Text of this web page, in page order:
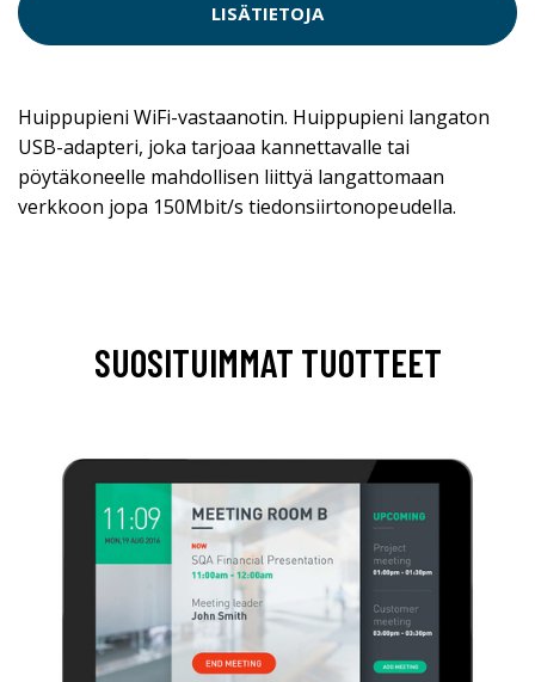
LISÄTIETOJA
Huippupieni WiFi-vastaanotin. Huippupieni langaton
USB-adapteri, joka tarjoaa kannettavalle tai
pöytäkoneelle mahdollisen liittyä langattomaan
verkkoon jopa 150Mbit/s tiedonsiirtonopeudella.
SUOSITUIMMAT TUOTTEET